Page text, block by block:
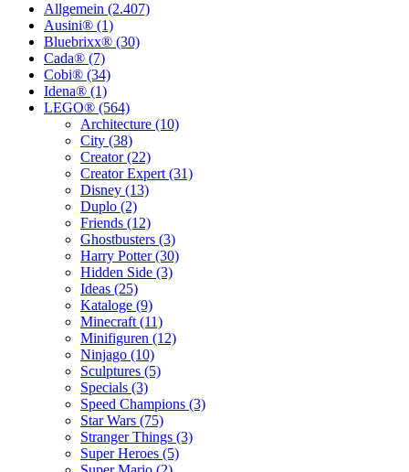
Allgemein (2.407)
Ausini® (1)
Bluebrixx® (30)
Cada® (7)
Cobi® (34)
Idena® (1)
LEGO® (564)
Architecture (10)
City (38)
Creator (22)
Creator Expert (31)
Disney (13)
Duplo (2)
Friends (12)
Ghostbusters (3)
Harry Potter (30)
Hidden Side (3)
Ideas (25)
Kataloge (9)
Minecraft (11)
Minifiguren (12)
Ninjago (10)
Sculptures (5)
Specials (3)
Speed Champions (3)
Star Wars (75)
Stranger Things (3)
Super Heroes (5)